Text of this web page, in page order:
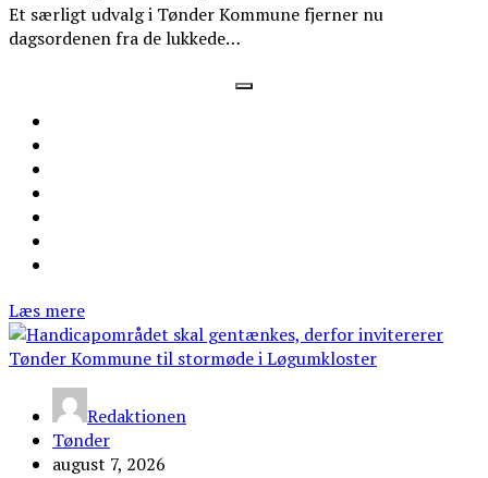
Et særligt udvalg i Tønder Kommune fjerner nu
dagsordenen fra de lukkede…
Læs mere
Redaktionen
Tønder
august 7, 2026